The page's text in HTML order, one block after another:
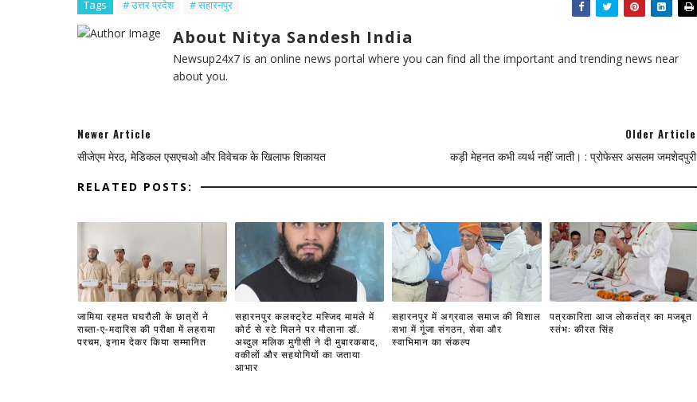
Tags # उत्तर प्रदेश # सहारनपुर
About Nitya Sandesh India
Newsup24x7 is an online news portal where you can find all the important and trending news near
about you.
Newer Article
सीजेएम मेरठ, मेडिकल एसएचओ और विवेचक के खिलाफ शिकायत
Older Article
कड़ी मेहनत कभी व्यर्थ नहीं जाती। : प्रोफेसर असलम जमशेदपुरी
RELATED POSTS:
जामिया रहमत घघरौली के छात्रों ने
राब्ता-ए-मदारिस की परीक्षा में लहराया
परचम, इनाम देकर किया सम्मानित
सहारनपुर कलक्ट्रेट मस्जिद मामले में
कोर्ट से स्टे मिलने पर मौलाना डॉ.
अब्दुल मलिक मुगीसी ने दी मुबारकबाद,
वकीलों और सहयोगियों का जताया
आभार
सहारनपुर में अग्रवाल समाज की विशाल
सभा में गूंजा संगठन, सेवा और
स्वाभिमान का संकल्प
पत्रकारिता आज लोकतंत्र का मजबूत
स्तंभ: कीरत सिंह